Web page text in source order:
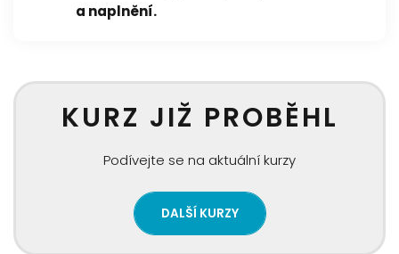
a naplnění.
KURZ JIŽ PROBĚHL
Podívejte se na aktuální kurzy
DALŠÍ KURZY